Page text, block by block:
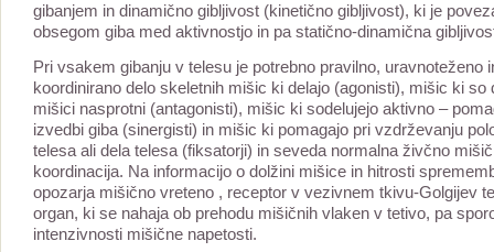
gibanjem in dinamično gibljivost (kinetično gibljivost), ki je
obsegom giba med aktivnostjo in pa statično-dinamična
Pri vsakem gibanju v telesu je potrebno pravilno, uravnoteženo
koordinirano delo skeletnih mišic ki delajo (agonisti), mišic ki so
mišici nasprotni (antagonisti), mišic ki sodelujejo aktivno –
izvedbi giba (sinergisti) in mišic ki pomagajo pri vzdrževanju
telesa ali dela telesa (fiksatorji) in seveda normalna živčno
koordinacija. Na informacijo o dolžini mišice in hitrosti
opozarja mišično vreteno , receptor v vezivnem tkivu-Golgijev
organ, ki se nahaja ob prehodu mišičnih vlaken v tetivo, pa
intenzivnosti mišične napetosti.